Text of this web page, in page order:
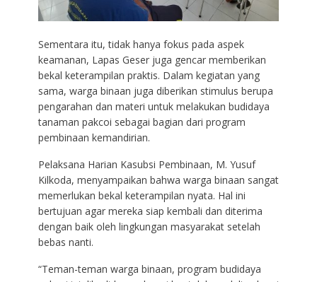
Sementara itu, tidak hanya fokus pada aspek
keamanan, Lapas Geser juga gencar memberikan
bekal keterampilan praktis. Dalam kegiatan yang
sama, warga binaan juga diberikan stimulus berupa
pengarahan dan materi untuk melakukan budidaya
tanaman pakcoi sebagai bagian dari program
pembinaan kemandirian.
Pelaksana Harian Kasubsi Pembinaan, M. Yusuf
Kilkoda, menyampaikan bahwa warga binaan sangat
memerlukan bekal keterampilan nyata. Hal ini
bertujuan agar mereka siap kembali dan diterima
dengan baik oleh lingkungan masyarakat setelah
bebas nanti.
“Teman-teman warga binaan, program budidaya